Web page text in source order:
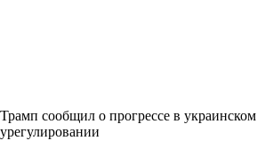
Трамп сообщил о прогрессе в украинском
урегулировании